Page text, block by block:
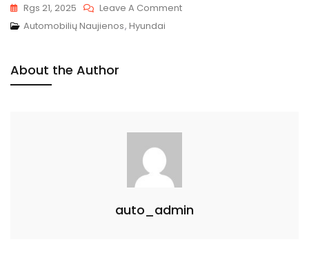
Rgs 21, 2025 Leave A CommentOn
Automobilių Naujienos, Hyundai
About the Author
auto_admin